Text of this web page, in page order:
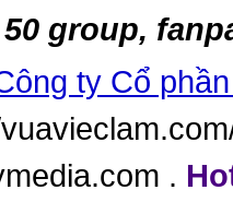
50 group,
ty Cổ
.